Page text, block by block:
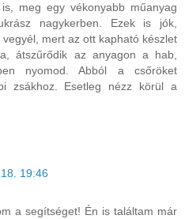
meg egy vékonyabb műanyag
nagykerben. Ezek is jók,
mert az ott kapható készlet
átszűrődik az anyagon a hab,
nyomod. Abból a csőröket
zsákhoz. Esetleg nézz körül a
19:46
a segítséget! Én is találtam már